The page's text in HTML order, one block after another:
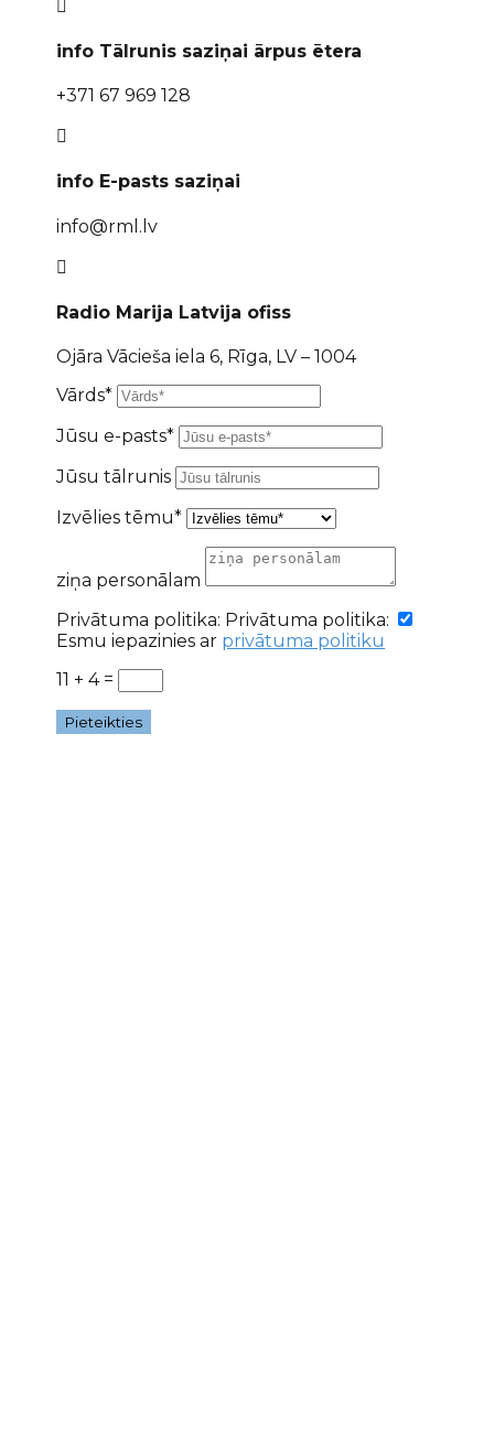
info Tālrunis saziņai ārpus ētera
+371 67 969 128

info E-pasts saziņai
info@rml.lv

Radio Marija Latvija ofiss
Ojāra Vācieša iela 6, Rīga, LV – 1004
Vārds*
Jūsu e-pasts*
Jūsu tālrunis
Izvēlies tēmu*
ziņa personālam
Privātuma politika: Privātuma politika:
Esmu iepazinies ar privātuma politiku
11 + 4=
Pieteikties